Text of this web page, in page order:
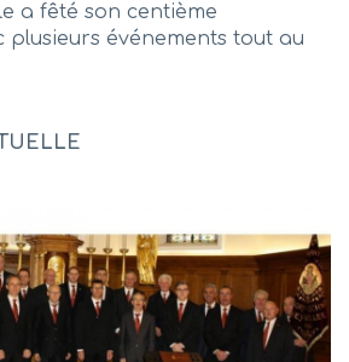
a fêté son centième
plusieurs événements tout au